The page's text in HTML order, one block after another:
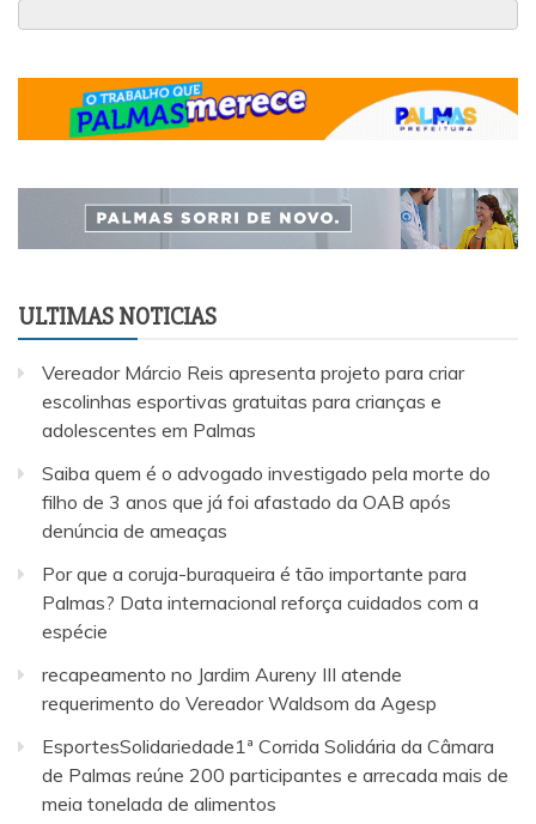
ULTIMAS NOTICIAS
Vereador Márcio Reis apresenta projeto para criar
escolinhas esportivas gratuitas para crianças e
adolescentes em Palmas
Saiba quem é o advogado investigado pela morte do
filho de 3 anos que já foi afastado da OAB após
denúncia de ameaças
Por que a coruja-buraqueira é tão importante para
Palmas? Data internacional reforça cuidados com a
espécie
recapeamento no Jardim Aureny III atende
requerimento do Vereador Waldsom da Agesp
EsportesSolidariedade1ª Corrida Solidária da Câmara
de Palmas reúne 200 participantes e arrecada mais de
meia tonelada de alimentos